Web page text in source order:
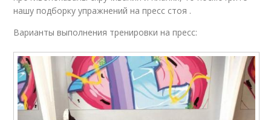
нашу подборку упражнений на пресс стоя .
Варианты выполнения тренировки на пресс: